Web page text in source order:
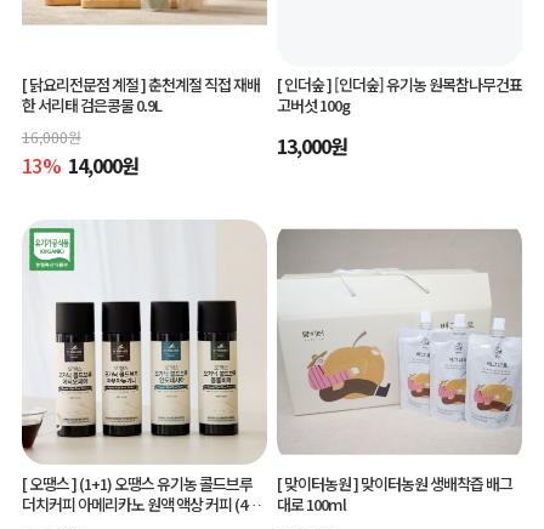
[ 닭요리전문점 계절 ]춘천계절 직접 재배
한 서리태 검은콩물 0.9L
16,000원
13% 14,000원
[ 인더숲 ][인더숲] 유기농 원목참나무건표
고버섯 100g
13,000원
[ 오땡스 ](1+1) 오땡스 유기농 콜드브루
더치커피 아메리카노 원액 액상 커피 (400
[ 맞이터농원 ]맞이터농원 생배착즙 배그
대로 100ml